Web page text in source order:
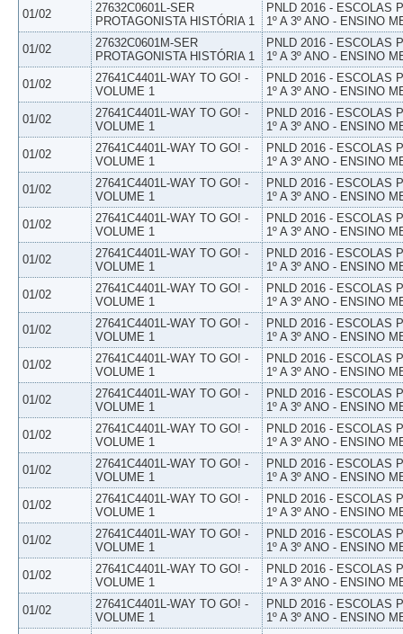
01/02
27632C0601L-SER
PROTAGONISTA HISTÓRIA 1
PNLD 2016 - ESCOLAS
1º A 3º ANO - ENSINO
01/02
27632C0601M-SER
PROTAGONISTA HISTÓRIA 1
PNLD 2016 - ESCOLAS
1º A 3º ANO - ENSINO
01/02
27641C4401L-WAY TO GO! -
VOLUME 1
PNLD 2016 - ESCOLAS
1º A 3º ANO - ENSINO
01/02
27641C4401L-WAY TO GO! -
VOLUME 1
PNLD 2016 - ESCOLAS
1º A 3º ANO - ENSINO
01/02
27641C4401L-WAY TO GO! -
VOLUME 1
PNLD 2016 - ESCOLAS
1º A 3º ANO - ENSINO
01/02
27641C4401L-WAY TO GO! -
VOLUME 1
PNLD 2016 - ESCOLAS
1º A 3º ANO - ENSINO
01/02
27641C4401L-WAY TO GO! -
VOLUME 1
PNLD 2016 - ESCOLAS
1º A 3º ANO - ENSINO
01/02
27641C4401L-WAY TO GO! -
VOLUME 1
PNLD 2016 - ESCOLAS
1º A 3º ANO - ENSINO
01/02
27641C4401L-WAY TO GO! -
VOLUME 1
PNLD 2016 - ESCOLAS
1º A 3º ANO - ENSINO
01/02
27641C4401L-WAY TO GO! -
VOLUME 1
PNLD 2016 - ESCOLAS
1º A 3º ANO - ENSINO
01/02
27641C4401L-WAY TO GO! -
VOLUME 1
PNLD 2016 - ESCOLAS
1º A 3º ANO - ENSINO
01/02
27641C4401L-WAY TO GO! -
VOLUME 1
PNLD 2016 - ESCOLAS
1º A 3º ANO - ENSINO
01/02
27641C4401L-WAY TO GO! -
VOLUME 1
PNLD 2016 - ESCOLAS
1º A 3º ANO - ENSINO
01/02
27641C4401L-WAY TO GO! -
VOLUME 1
PNLD 2016 - ESCOLAS
1º A 3º ANO - ENSINO
01/02
27641C4401L-WAY TO GO! -
VOLUME 1
PNLD 2016 - ESCOLAS
1º A 3º ANO - ENSINO
01/02
27641C4401L-WAY TO GO! -
VOLUME 1
PNLD 2016 - ESCOLAS
1º A 3º ANO - ENSINO
01/02
27641C4401L-WAY TO GO! -
VOLUME 1
PNLD 2016 - ESCOLAS
1º A 3º ANO - ENSINO
01/02
27641C4401L-WAY TO GO! -
VOLUME 1
PNLD 2016 - ESCOLAS
1º A 3º ANO - ENSINO